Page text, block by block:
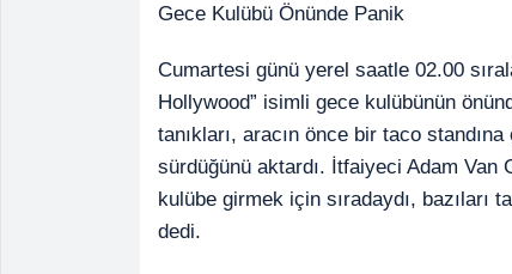
Gece Kulübü Önünde Panik
Cumartesi günü yerel saatle 02.00
Hollywood” isimli gece kulübünün
tanıkları, aracın önce bir taco
sürdüğünü aktardı. İtfaiyeci Adam Van
kulübe girmek için sıradaydı, bazıları
dedi.